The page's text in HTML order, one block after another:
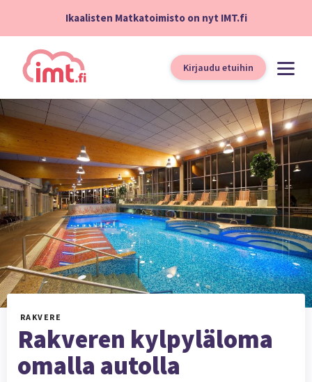
Ikaalisten Matkatoimisto on nyt IMT.fi
Kirjaudu etuihin
RAKVERE
Rakveren kylpyläloma
omalla autolla